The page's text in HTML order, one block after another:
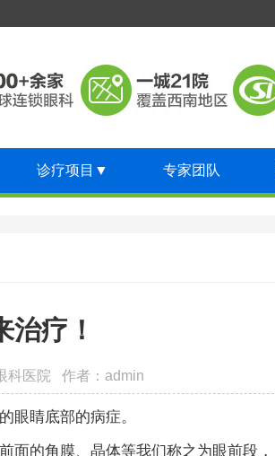
诊疗项目 ▼ 专家团队
治疗！
科医院 作者：admin
睛底部的病症。
的角膜、晶体等我们称之为眼前段，